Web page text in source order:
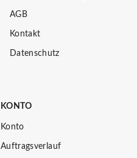
AGB
Kontakt
Datenschutz
KONTO
Konto
Auftragsverlauf